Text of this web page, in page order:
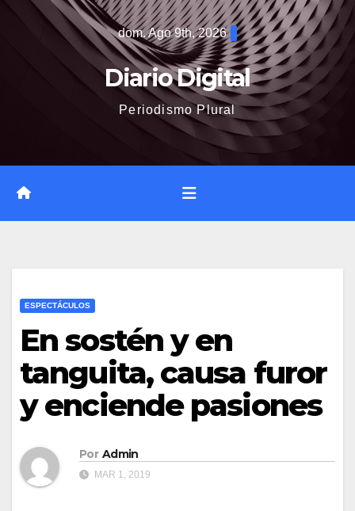
dom. Ago 9th, 2026
Diario Digital
Periodismo Plural
ESPECTÁCULOS
En sostén y en
tanguita, causa furor
y enciende pasiones
Por Admin
MAR 1, 2019